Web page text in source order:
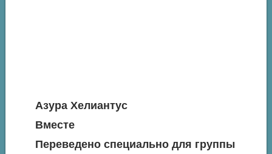
Азура Хелиантус
Вместе
Переведено специально для группы